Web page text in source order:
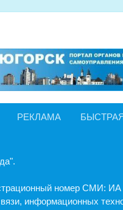
РЕКЛАМА
номер СМИ:
информационных